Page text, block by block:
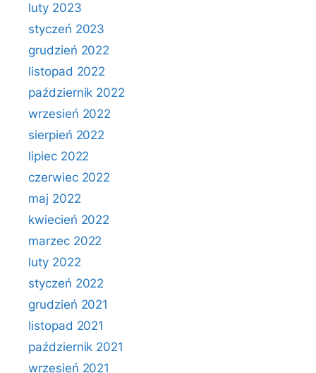
luty 2023
styczeń 2023
grudzień 2022
listopad 2022
październik 2022
wrzesień 2022
sierpień 2022
lipiec 2022
czerwiec 2022
maj 2022
kwiecień 2022
marzec 2022
luty 2022
styczeń 2022
grudzień 2021
listopad 2021
październik 2021
wrzesień 2021